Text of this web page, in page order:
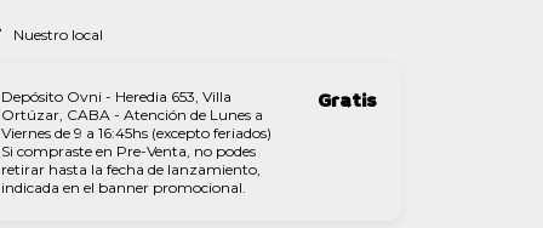
Nuestro local
Depósito Ovni - Heredia 653, Villa
Ortúzar, CABA - Atención de Lunes a
Viernes de 9 a 16:45hs (excepto feriados)
Si compraste en Pre-Venta, no podes
retirar hasta la fecha de lanzamiento,
indicada en el banner promocional.
Gratis